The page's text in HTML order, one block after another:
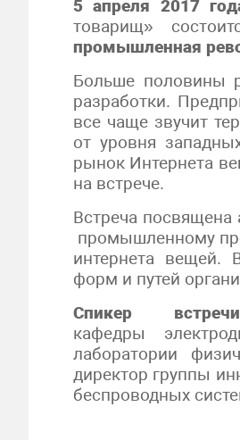
5 апреля 2017
товарищ»
промышленная
Больше половины
разработки.
все чаще звучит
от уровня
рынок Интернета
на встрече.
Встреча посвящена
промышленному
интернета вещей.
форм и путей
Спикер
кафедры
лаборатории
директор группы
беспроводных